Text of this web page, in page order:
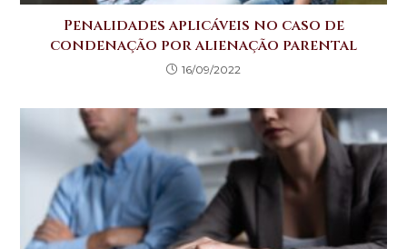
Penalidades aplicáveis no caso de
condenação por alienação parental
16/09/2022